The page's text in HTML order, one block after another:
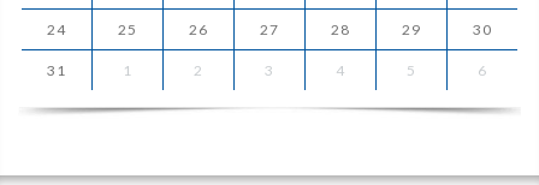
24 25 26 27 28 29 30
31 1 2 3 4 5 6